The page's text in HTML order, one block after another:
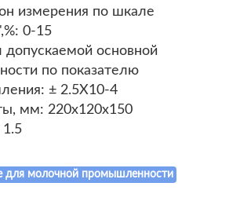
измерения по шкале
0-15
допускаемой основной
по показателю
± 2.5X10-4
мм: 220x120x150
1.5
для молочной промышленности